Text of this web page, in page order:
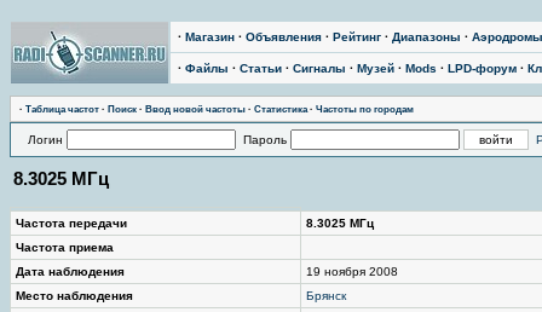
· Магазин · Объявления · Рейтинг · Диапазоны · Аэродромы
· Файлы · Статьи · Сигналы · Музей · Mods · LPD-форум ·
· Таблица частот · Поиск · Ввод новой частоты · Статистика· Частоты по городам
Логин Пароль
8.3025 МГц
Частота передачи
8.3025 МГц
Частота приема
Дата наблюдения
19 ноября 2008
Место наблюдения
Брянск